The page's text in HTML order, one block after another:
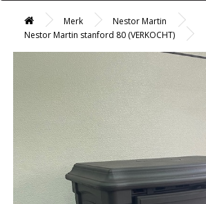
Merk
Nestor Martin
Nestor Martin stanford 80 (VERKOCHT)